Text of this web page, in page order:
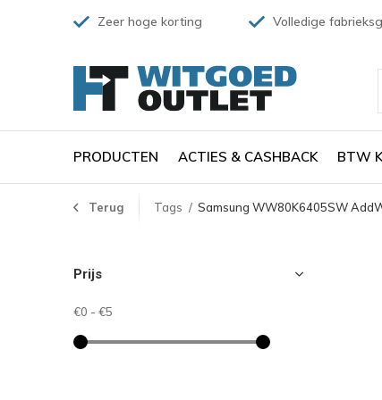
PRODUCTEN ACTIES & CASHBACK BTW
Zeer hoge korting Volledige
Terug Tags Samsung WW80K6405SW
Prijs
€0 - €5